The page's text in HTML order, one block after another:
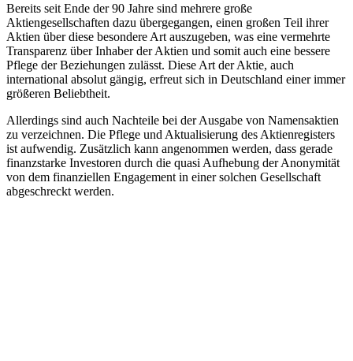
Bereits seit Ende der 90 Jahre sind mehrere große
Aktiengesellschaften dazu übergegangen, einen großen Teil ihrer
Aktien über diese besondere Art auszugeben, was eine vermehrte
Transparenz über Inhaber der Aktien und somit auch eine bessere
Pflege der Beziehungen zulässt. Diese Art der Aktie, auch
international absolut gängig, erfreut sich in Deutschland einer immer
größeren Beliebtheit.
Allerdings sind auch Nachteile bei der Ausgabe von Namensaktien
zu verzeichnen. Die Pflege und Aktualisierung des Aktienregisters
ist aufwendig. Zusätzlich kann angenommen werden, dass gerade
finanzstarke Investoren durch die quasi Aufhebung der Anonymität
von dem finanziellen Engagement in einer solchen Gesellschaft
abgeschreckt werden.